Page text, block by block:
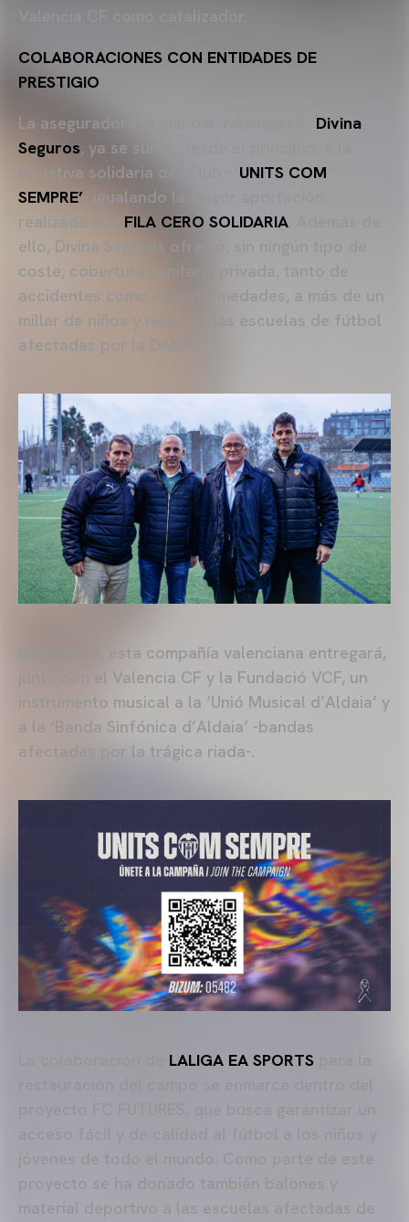
COLABORACIONES CON ENTIDADES DE
PRESTIGIO
La aseguradora oficial del Valencia CF, Divina
Seguros, ya se sumó, desde el principio, a la
iniciativa solidaria del Club –‘ UNITS COM
SEMPRE’- igualando la mayor aportación
realizada a la FILA CERO SOLIDARIA
ello, Divina Seguros ofreció, sin ningún tipo de
coste, cobertura sanitaria privada, tanto de
accidentes como de enfermedades, a más de un
millar de niños y niñas de las escuelas de fútbol
afectadas por la DANA.
Igualmente, esta compañía valenciana entregará,
junto con el Valencia CF y la Fundació VCF, un
instrumento musical a la ‘Unió Musical d’Aldaia’ y
a la ‘Banda Sinfónica d’Aldaia’ -bandas
afectadas por la trágica riada-.
LALIGA EA SPORTS
acceso fácil y de calidad al fútbol a los niños y
jóvenes de todo el mundo. Como parte de este
proyecto se ha donado también balones y
material deportivo a las escuelas afectadas de